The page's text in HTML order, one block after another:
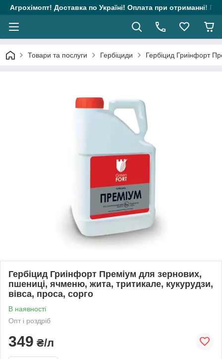
Агрохімопт! Доставка по Україні! Оплата при отриманні!
Товари та послуги Гербіциди Гербіцид Гриінфорт
Гербіцид Гриінфорт Преміум для зернових,
пшениці, ячменю, жита, тритикале, кукурудзи,
вівса, проса, сорго
В наявності
Опт і роздріб
349 ₴/л